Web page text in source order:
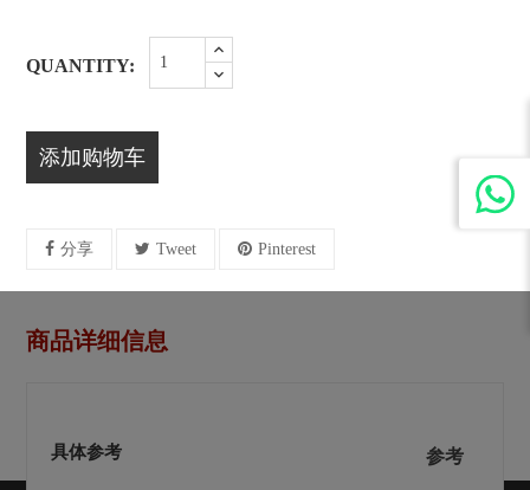
QUANTITY:
添加购物车
分享 Tweet Pinterest
商品详细信息
参考
具体参考